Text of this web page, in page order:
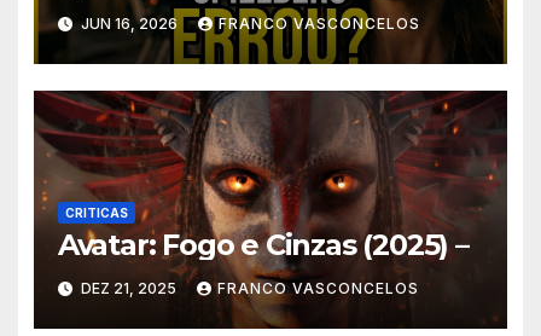
JUN 16, 2026 FRANCO VASCONCELOS
CRITICAS
Avatar: Fogo e Cinzas (2025) –
DEZ 21, 2025 FRANCO VASCONCELOS